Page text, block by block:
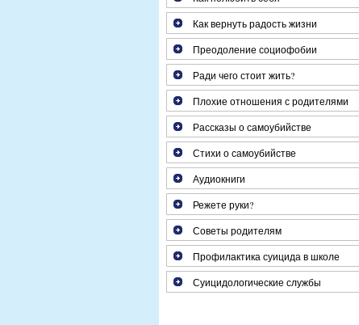
Как вернуть радость жизни
Преодоление социофобии
Ради чего стоит жить?
Плохие отношения с родителями
Рассказы о самоубийстве
Стихи о самоубийстве
Аудиокниги
Режете руки?
Советы родителям
Профилактика суицида в школе
Суицидологические службы